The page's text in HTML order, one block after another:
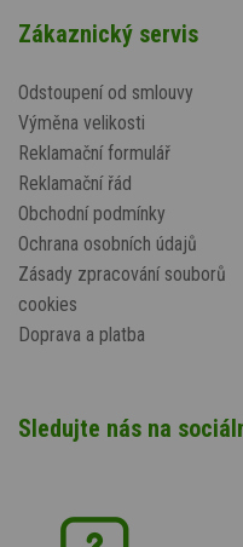
Zákaznický servis
Odstoupení od smlouvy
Výměna velikosti
Reklamační formulář
Reklamační řád
Obchodní podmínky
Ochrana osobních údajů
Zásady zpracování souborů
cookies
Doprava a platba
Sledujte nás na